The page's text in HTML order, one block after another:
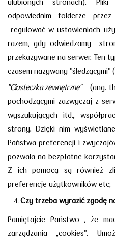
odpowiednim folderze
regulowaćw ustawieniach
razem, gdy odwiedzamy
przekazywane na serwer. Ten
czasem nazywany "śledzącymi"
"Ciasteczka zewnętrzne"- (ang.
pochodzącymi zazwyczaj z
wyszukujących itd.,
strony. Dzięki nim
Państwa preferencji i
pozwala na bezpłatne
Z ich pomocą są również
preferencje użytkowników etc;
Czy trzeba wyrazić zgodę
Pamiętajcie Państwo , że
zarządzania „cookies".